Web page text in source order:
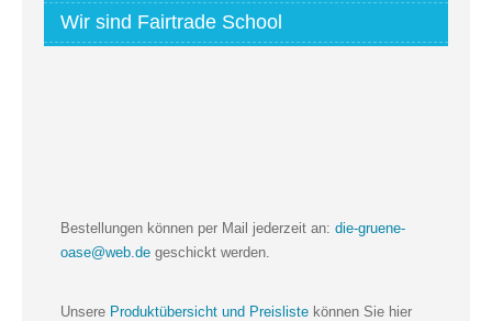
Wir sind Fairtrade School
Bestellungen können per Mail jederzeit an: die-gruene-
oase@web.de geschickt werden.
Unsere Produktübersicht und Preisliste können Sie hier